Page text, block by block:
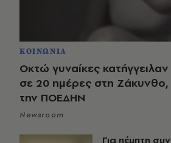
ΚΟΙΝΩΝΙΑ
Οκτώ γυναίκες
σε 20 ημέρες στη
την ΠΟΕΔΗΝ
Newsroom
Για πέμπτη